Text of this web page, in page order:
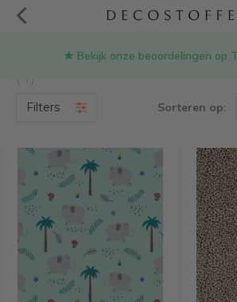
★ Bekijk onze beoordelingen op
Producten getagd met
(4)
Filters Sorteren op: